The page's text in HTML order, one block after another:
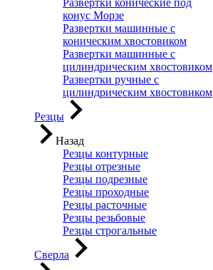
Развертки конические под
конус Морзе
Развертки машинные с
коническим хвостовиком
Развертки машинные с
цилиндрическим хвостовиком
Развертки ручные с
цилиндрическим хвостовиком
Резцы
Назад
Резцы контурные
Резцы отрезные
Резцы подрезные
Резцы проходные
Резцы расточные
Резцы резьбовые
Резцы строгальные
Сверла